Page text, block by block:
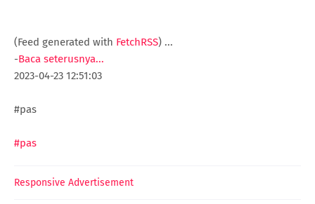
(Feed generated with FetchRSS) ...
-Baca seterusnya...
2023-04-23 12:51:03
#pas
#pas
Responsive Advertisement